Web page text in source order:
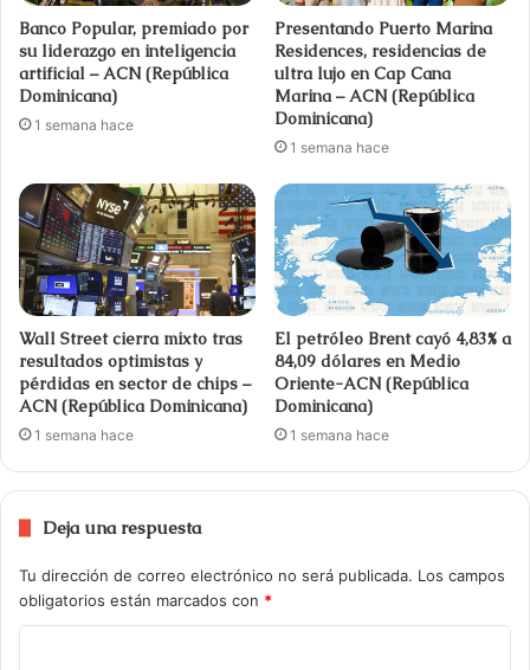
Banco Popular, premiado por
su liderazgo en inteligencia
artificial – ACN (República
Dominicana)
1 semana hace
Presentando Puerto Marina
Residences, residencias de
ultra lujo en Cap Cana
Marina – ACN (República
Dominicana)
1 semana hace
Wall Street cierra mixto tras
resultados optimistas y
pérdidas en sector de chips –
ACN (República Dominicana)
1 semana hace
El petróleo Brent cayó 4,83% a
84,09 dólares en Medio
Oriente-ACN (República
Dominicana)
1 semana hace
Deja una respuesta
Tu dirección de correo electrónico no será publicada. Los campos
obligatorios están marcados con *